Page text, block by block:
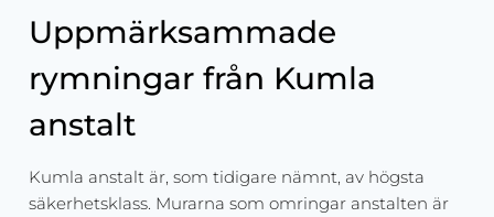
Uppmärksammade
rymningar från Kumla
anstalt
Kumla anstalt är, som tidigare nämnt, av högsta
säkerhetsklass. Murarna som omringar anstalten är